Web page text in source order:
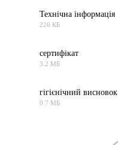
Технічна інформація
226 КБ
сертифікат
3.2 МБ
гігієнічний висновок
0.7 МБ